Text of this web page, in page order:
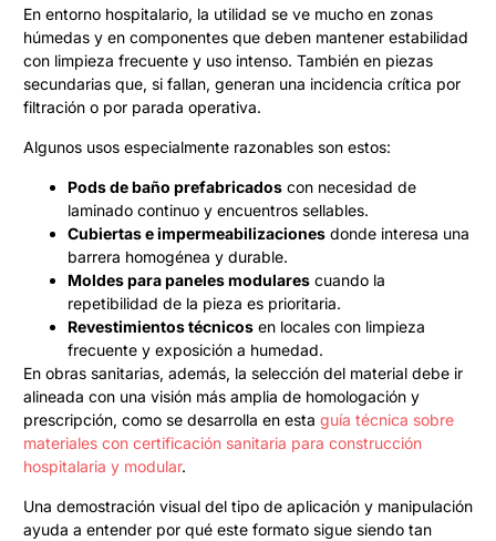
En entorno hospitalario, la utilidad se ve mucho en zonas
húmedas y en componentes que deben mantener estabilidad
con limpieza frecuente y uso intenso. También en piezas
secundarias que, si fallan, generan una incidencia crítica por
filtración o por parada operativa.
Algunos usos especialmente razonables son estos:
Pods de baño prefabricados con necesidad de
laminado continuo y encuentros sellables.
Cubiertas e impermeabilizaciones donde interesa una
barrera homogénea y durable.
Moldes para paneles modulares cuando la
repetibilidad de la pieza es prioritaria.
Revestimientos técnicos en locales con limpieza
frecuente y exposición a humedad.
En obras sanitarias, además, la selección del material debe ir
alineada con una visión más amplia de homologación y
prescripción, como se desarrolla en esta guía técnica sobre
materiales con certificación sanitaria para construcción
hospitalaria y modular.
Una demostración visual del tipo de aplicación y manipulación
ayuda a entender por qué este formato sigue siendo tan